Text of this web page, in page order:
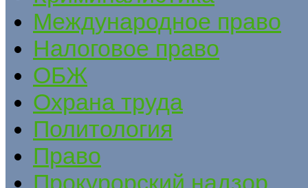
Международное право
Налоговое право
ОБЖ
Охрана труда
Политология
Право
Прокурорский надзор